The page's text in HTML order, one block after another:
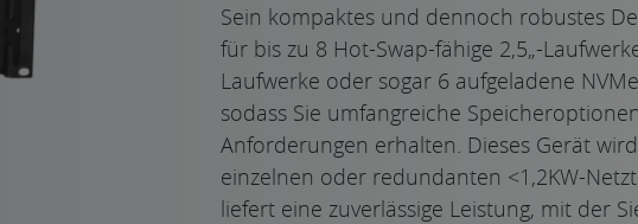
Sein kompaktes und dennoch robustes
für bis zu 8 Hot-Swap-fähige 2,5„-
Laufwerke oder sogar 6 aufgeladene
sodass Sie umfangreiche
Anforderungen erhalten. Dieses Gerät
einzelnen oder redundanten <1,2KW-
liefert eine zuverlässige Leistung, mit der